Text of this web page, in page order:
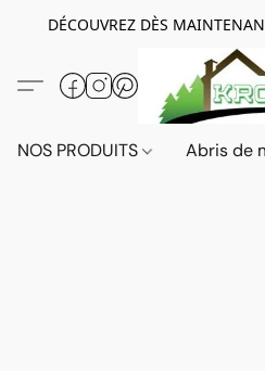
DÉCOUVREZ DÈS
NOS PRODUITS Abris de